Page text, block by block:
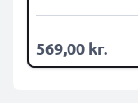
569,00 kr.